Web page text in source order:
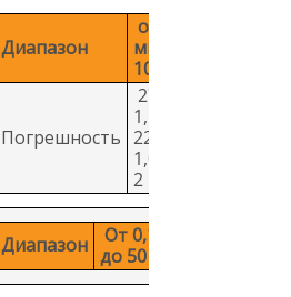
Диапазон
от 0,1
мкА до
10 A
Погрешность
27-II:
1,5% +
228-II:
1,0% +
2
Диапазон
От 0,1 Ω
до 50 MΩ